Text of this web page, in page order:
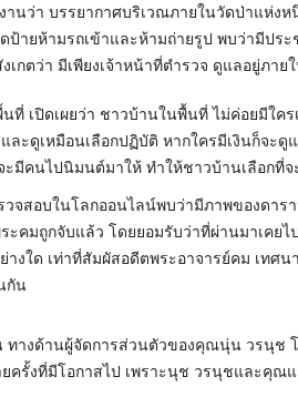
านว่า บรรยากาศบริเวณภายในวัดป่าแห่ง
ป้ายห้ามรถเข้าและห้ามถ่ายรูป พบว่ามีปร
เกตว่า มีเพียงเจ้าหน้าที่ตำรวจ ดูแลอยู่ภา
ที่ เปิดเผยว่า ชาวบ้านในพื้นที่ ไม่ค่อยมีใค
ละดูเหมือนเลือกปฏิบัติ หากใครมีเงินก็จะ
ะมีคนไปนิมนต์มาให้ ทำให้ชาวบ้านเลือกที่
วจสอบในโลกออนไลน์พบว่ามีภาพของดา
ะคมถูกจับแล้ว โดยยอมรับว่าที่ผ่านมาเคย
างใด เท่าที่สัมผัสอดีตพระอาจารย์คม เทศ
กัน
ทางด้านผู้จัดการส่วนตัวของคุณนุ่น วรนุช
ครั้งที่มีโอกาสไป เพราะนุช วรนุชและคุณแ